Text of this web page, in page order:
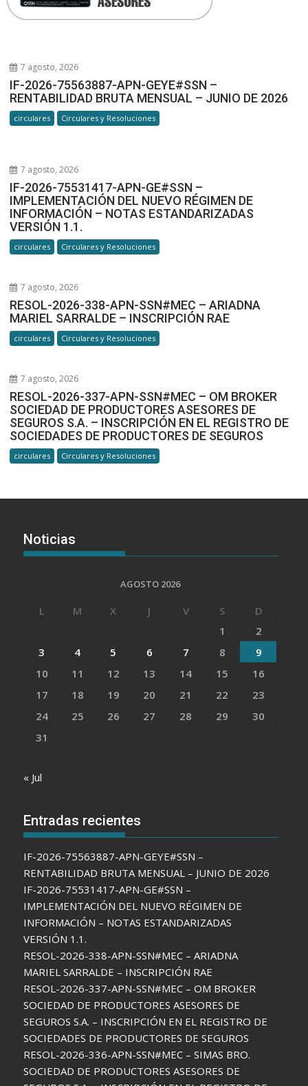
7 agosto, 2026
IF-2026-75563887-APN-GEYE#SSN –
RENTABILIDAD BRUTA MENSUAL – JUNIO DE 2026
circulares Circulares y Resoluciones
7 agosto, 2026
IF-2026-75531417-APN-GE#SSN –
IMPLEMENTACIÓN DEL NUEVO RÉGIMEN DE
INFORMACIÓN – NOTAS ESTANDARIZADAS
VERSIÓN 1.1.
circulares Circulares y Resoluciones
7 agosto, 2026
RESOL-2026-338-APN-SSN#MEC – ARIADNA
MARIEL SARRALDE – INSCRIPCIÓN RAE
circulares Circulares y Resoluciones
7 agosto, 2026
RESOL-2026-337-APN-SSN#MEC – OM BROKER
SOCIEDAD DE PRODUCTORES ASESORES DE
SEGUROS S.A. – INSCRIPCIÓN EN EL REGISTRO DE
SOCIEDADES DE PRODUCTORES DE SEGUROS
circulares Circulares y Resoluciones
Noticias
AGOSTO 2026
L M X J V S
D
1
2
3
4 5 6 7 8
9
10
11 12 13 14 15
16
17
18 19 20 21 22
23
24
25 26 27 28 29
30
31
« Jul
Entradas recientes
IF-2026-75563887-APN-GEYE#SSN –
RENTABILIDAD BRUTA MENSUAL – JUNIO DE 2026
IF-2026-75531417-APN-GE#SSN –
IMPLEMENTACIÓN DEL NUEVO RÉGIMEN DE
INFORMACIÓN – NOTAS ESTANDARIZADAS
VERSIÓN 1.1.
RESOL-2026-338-APN-SSN#MEC – ARIADNA
MARIEL SARRALDE – INSCRIPCIÓN RAE
RESOL-2026-337-APN-SSN#MEC – OM BROKER
SOCIEDAD DE PRODUCTORES ASESORES DE
SEGUROS S.A. – INSCRIPCIÓN EN EL REGISTRO DE
SOCIEDADES DE PRODUCTORES DE SEGUROS
RESOL-2026-336-APN-SSN#MEC – SIMAS BRO.
SOCIEDAD DE PRODUCTORES ASESORES DE